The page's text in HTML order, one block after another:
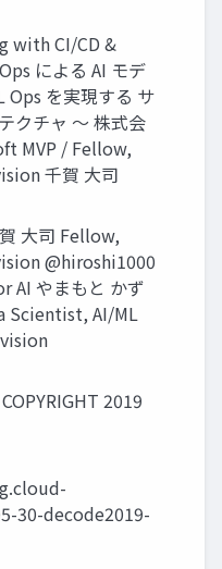
with CI/CD &
による AI モデ
Ops を実現する サ
クチャ 〜 株式会
MVP / Fellow,
千賀 ⼤司
⼤司 Fellow,
@hiroshi1000
AI やまもと かず
Scientist, AI/ML
2019
30-decode2019-